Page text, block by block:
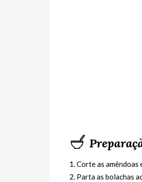
1. Corte as
2. Parta as bolachas